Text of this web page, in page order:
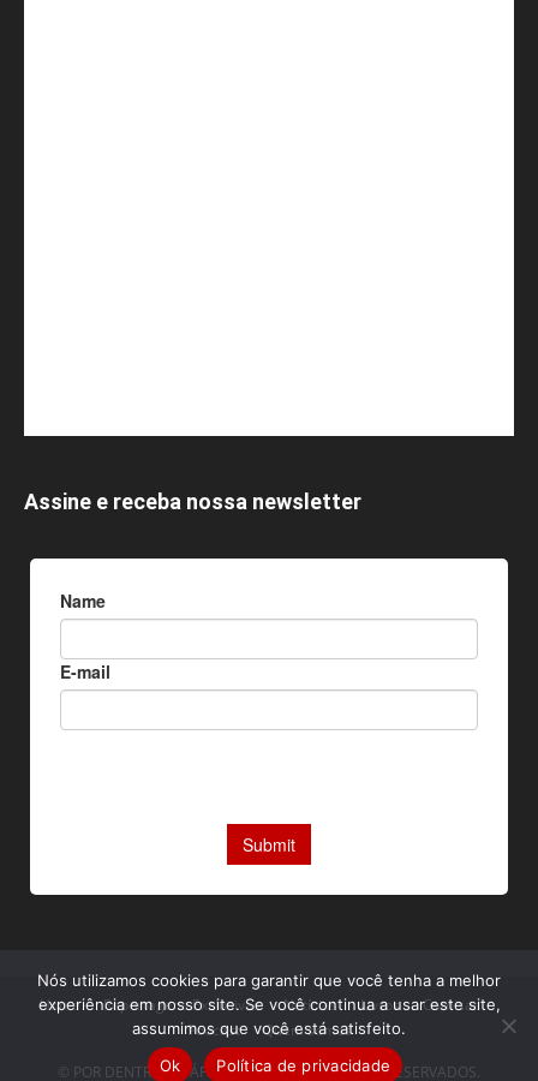
Assine e receba nossa newsletter
Home Reportagens Exclusivas Notícias Livros
Camisas
Podcast
Quem somos
© POR DENTRO DA ÁFRICA. TODOS OS DIREITOS RESERVADOS.
Nós utilizamos cookies para garantir que você tenha a melhor
experiência em nosso site. Se você continua a usar este site,
assumimos que você está satisfeito.
Ok
Política de privacidade